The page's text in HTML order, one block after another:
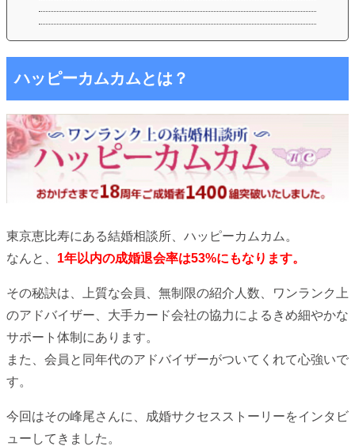
ハッピーカムカムとは？
東京恵比寿にある結婚相談所、ハッピーカムカム。
なんと、 1年以内の成婚退会率は53%にもなります。
その秘訣は、上質な会員、無制限の紹介人数、ワンランク上
のアドバイザー、大手カード会社の協力によるきめ細やかな
サポート体制にあります。
また、会員と同年代のアドバイザーがついてくれて心強いで
す。
今回はその峰尾さんに、成婚サクセスストーリーをインタビ
ューしてきました。